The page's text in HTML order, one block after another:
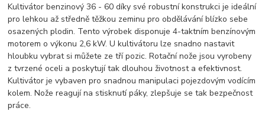
Kultivátor benzinový 36 - 60 díky své robustní konstrukci je ideální
pro lehkou až středně těžkou zeminu pro obdělávání blízko sebe
osazených plodin. Tento výrobek disponuje 4-taktním benzínovým
motorem o výkonu 2,6 kW. U kultivátoru lze snadno nastavit
hloubku vybrat si můžete ze tří pozic. Rotační nože jsou vyrobeny
z tvrzené oceli a poskytují tak dlouhou životnost a efektivnost.
Kultivátor je vybaven pro snadnou manipulaci pojezdovým vodícím
kolem. Nože reagují na stisknutí páky, zlepšuje se tak bezpečnost
práce.